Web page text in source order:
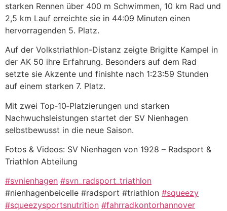
starken Rennen über 400 m Schwimmen, 10 km Rad und
2,5 km Lauf erreichte sie in 44:09 Minuten einen
hervorragenden 5. Platz.
Auf der Volkstriathlon-Distanz zeigte Brigitte Kampel in
der AK 50 ihre Erfahrung. Besonders auf dem Rad
setzte sie Akzente und finishte nach 1:23:59 Stunden
auf einem starken 7. Platz.
Mit zwei Top‑10‑Platzierungen und starken
Nachwuchsleistungen startet der SV Nienhagen
selbstbewusst in die neue Saison.
Fotos & Videos: SV Nienhagen von 1928 – Radsport &
Triathlon Abteilung
#svnienhagen #svn_radsport_triathlon
#nienhagenbeicelle #radsport #triathlon #squeezy
#squeezysportsnutrition #fahrradkontorhannover